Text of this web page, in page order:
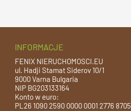
INFORMACJE
FENIX NIERUCHOMOSCI.EU
ul. Hadji Stamat Siderov 10/1
9000 Varna Bulgaria
NIP BG203133164
Konto w euro:
PL26 1090 2590 0000 0001 2776 8705